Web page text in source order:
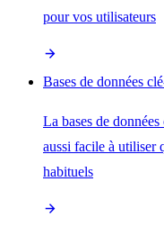
pour vos utilisateurs
Bases de données
La bases de
aussi facile à utiliser
habituels